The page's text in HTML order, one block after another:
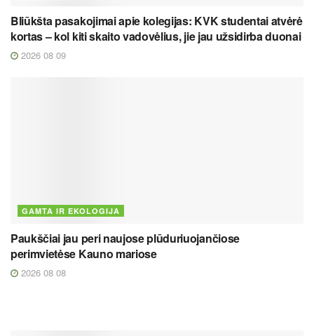
Bliūkšta pasakojimai apie kolegijas: KVK studentai atvėrė
kortas – kol kiti skaito vadovėlius, jie jau užsidirba duonai
2026 08 09
GAMTA IR EKOLOGIJA
Paukščiai jau peri naujose plūduriuojančiose
perimvietėse Kauno mariose
2026 08 08